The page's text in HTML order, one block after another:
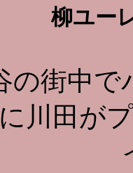
柳ユー
の街中で
川田が